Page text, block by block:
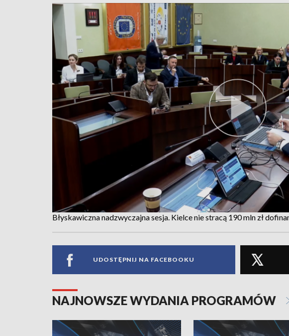
Błyskawiczna nadzwyczajna sesja. Kielce nie stracą 190 mln zł
UDOSTĘPNIJ NA FACEBOOKU
NAJNOWSZE WYDANIA PROGRAMÓW